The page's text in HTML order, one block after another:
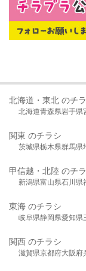
北海道・東北 のチ
北海道青森県岩手県
関東 のチラシ
茨城県栃木県群馬県
甲信越・北陸 のチ
新潟県富山県石川県
東海 のチラシ
岐阜県静岡県愛知県
関西 のチラシ
滋賀県京都府大阪府